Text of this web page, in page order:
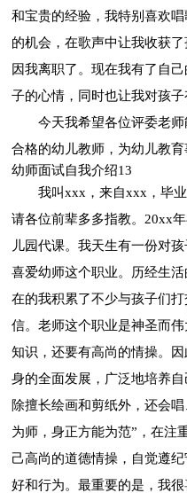
和宝贵的经验，我特别喜欢
的机会，在歌声中让我收获
因我离职了。现在我有了自
子的心情，同时也让我对孩
今天我希望各位评委老
合格的幼儿教师，为幼儿教
幼师面试自我介绍13
我叫xxx，来自xxx，毕
请各位前辈多多指教。20xx
儿园代课。我天生有一份对
喜爱幼师这个职业。历经生
在的我积累了不少与孩子们
信。老师这个职业是神圣而
知识，还要有高尚的情操。
身的全面发展，广泛地培养
除擅长绘画和剪纸外，还会
为师，身正方能为范”，在注
己高尚的道德情操，自觉遵
好和行为。最重要的是，我